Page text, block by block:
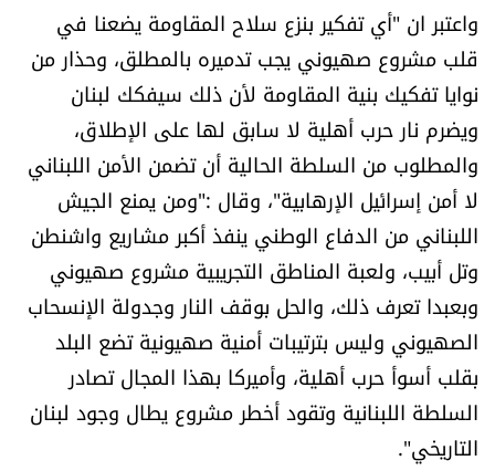
واعتبر ان "أي تفكير بنزع سلاح المقاومة يضعنا في
قلب مشروع صهيوني يجب تدميره بالمطلق، وحذار من
نوايا تفكيك بنية المقاومة لأن ذلك سيفكك لبنان
ويضرم نار حرب أهلية لا سابق لها على الإطلاق،
والمطلوب من السلطة الحالية أن تضمن الأمن اللبناني
لا أمن إسرائيل الإرهابية"، وقال :"ومن يمنع الجيش
اللبناني من الدفاع الوطني ينفذ أكبر مشاريع واشنطن
وتل أبيب، ولعبة المناطق التجريبية مشروع صهيوني
وبعبدا تعرف ذلك، والحل بوقف النار وجدولة الإنسحاب
الصهيوني وليس بترتيبات أمنية صهيونية تضع البلد
بقلب أسوأ حرب أهلية، وأميركا بهذا المجال تصادر
السلطة اللبنانية وتقود أخطر مشروع يطال وجود لبنان
التاريخي".